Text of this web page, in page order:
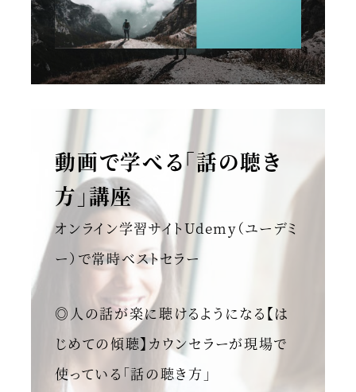
動画で学べる「話の聴き
方」講座
オンライン学習サイトUdemy（ユーデミ
ー）で常時ベストセラー
◎人の話が楽に聴けるようになる【は
じめての傾聴】カウンセラーが現場で
使っている「話の聴き方」